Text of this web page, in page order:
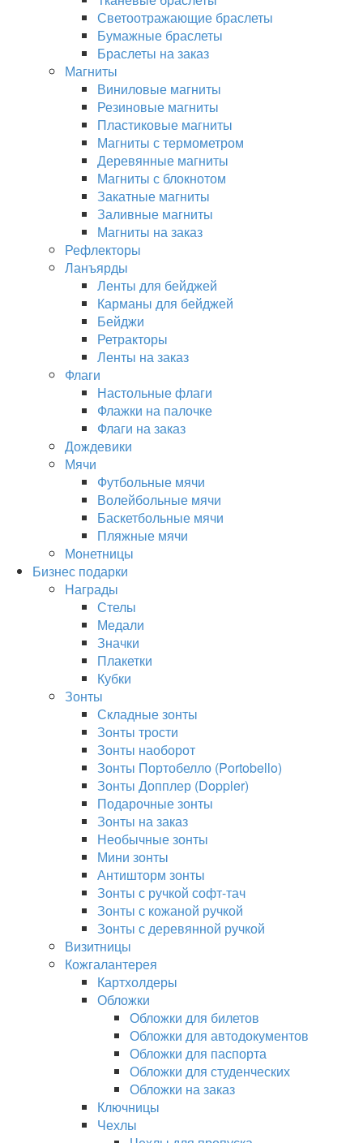
Светоотражающие браслеты
Бумажные браслеты
Браслеты на заказ
Магниты
Виниловые магниты
Резиновые магниты
Пластиковые магниты
Магниты с термометром
Деревянные магниты
Магниты с блокнотом
Закатные магниты
Заливные магниты
Магниты на заказ
Рефлекторы
Ланъярды
Ленты для бейджей
Карманы для бейджей
Бейджи
Ретракторы
Ленты на заказ
Флаги
Настольные флаги
Флажки на палочке
Флаги на заказ
Дождевики
Мячи
Футбольные мячи
Волейбольные мячи
Баскетбольные мячи
Пляжные мячи
Монетницы
Бизнес подарки
Награды
Стелы
Медали
Значки
Плакетки
Кубки
Зонты
Складные зонты
Зонты трости
Зонты наоборот
Зонты Портобелло (Portobello)
Зонты Допплер (Doppler)
Подарочные зонты
Зонты на заказ
Необычные зонты
Мини зонты
Антишторм зонты
Зонты с ручкой софт-тач
Зонты с кожаной ручкой
Зонты с деревянной ручкой
Визитницы
Кожгалантерея
Картхолдеры
Обложки
Обложки для билетов
Обложки для автодокументов
Обложки для паспорта
Обложки для студенческих
Обложки на заказ
Ключницы
Чехлы